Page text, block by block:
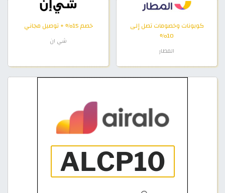
كوبونات وخصومات تصل إلى
10%
المطار
خصم 15% + توصيل مجاني
شي ان